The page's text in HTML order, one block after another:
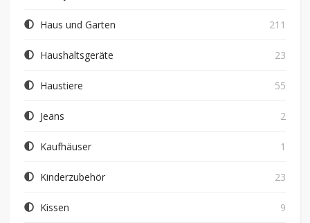
Haus und Garten 211
Haushaltsgeräte 23
Haustiere 55
Jeans 2
Kaufhäuser 1
Kinderzubehör 23
Kissen 9